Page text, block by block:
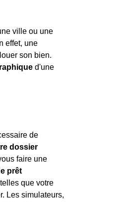
ville ou une
effet, une
son bien.
d'une
de
dossier
faire une
prêt
que votre
Les simulateurs,